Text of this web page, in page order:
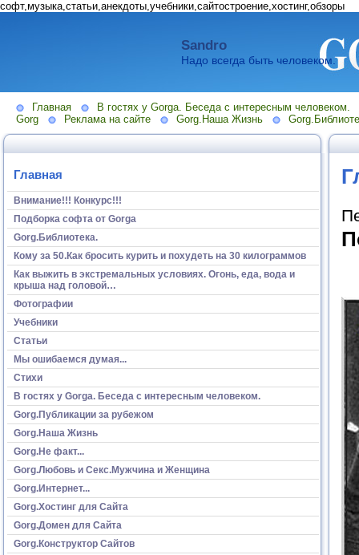
софт,музыка,статьи,анекдоты,учебники,сайтостроение,хостинг,обзоры
Sandro
Надо всегда быть человеком.
Главная
В гостях у Gorga. Беседа с интересным человеком.
Gorg
Реклама на сайте Gorg.Наша Жизнь
Главная
Внимание!!! Конкурс!!!
Подборка софта от Gorga
Gorg.Библиотека.
Кому за 50.Как бросить курить и похудеть на 30 килограммов
Как выжить в экстремальных условиях. Огонь, еда, вода и
крыша над головой…
Фотографии
Учебники
Статьи
Мы ошибаемся думая...
Стихи
В гостях у Gorga. Беседа с интересным человеком.
Gorg.Публикации за рубежом
Gorg.Наша Жизнь
Gorg.Не факт...
Gorg.Любовь и Секс.Мужчина и Женщина
Gorg.Интернет...
Gorg.Хостинг для Сайта
Gorg.Домен для Сайта
Gorg.Конструктор Сайтов